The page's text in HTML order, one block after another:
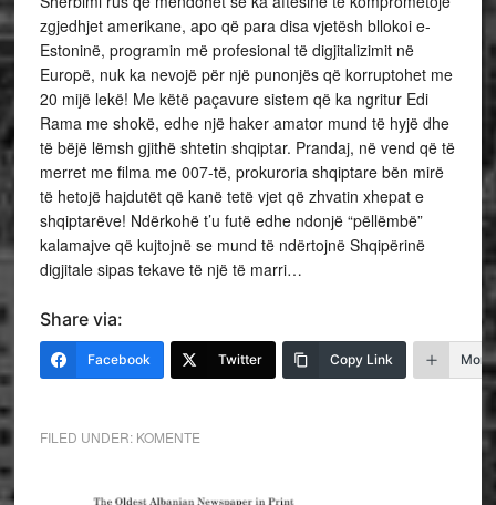
zgjedhjet amerikane, apo që para disa vjetësh bllokoi e-
Estoninë, programin më profesional të digjitalizimit në
Europë, nuk ka nevojë për një punonjës që korruptohet me
20 mijë lekë! Me këtë paçavure sistem që ka ngritur Edi
Rama me shokë, edhe një haker amator mund të hyjë dhe
të bëjë lëmsh gjithë shtetin shqiptar. Prandaj, në vend që të
merret me filma me 007-të, prokuroria shqiptare bën mirë
të hetojë hajdutët që kanë tetë vjet që zhvatin xhepat e
shqiptarëve! Ndërkohë t’u futë edhe ndonjë “pëllëmbë”
kalamajve që kujtojnë se mund të ndërtojnë Shqipërinë
digjitale sipas tekave të një të marri…
Share via:
Facebook Twitter Copy Link More
FILED UNDER: KOMENTE